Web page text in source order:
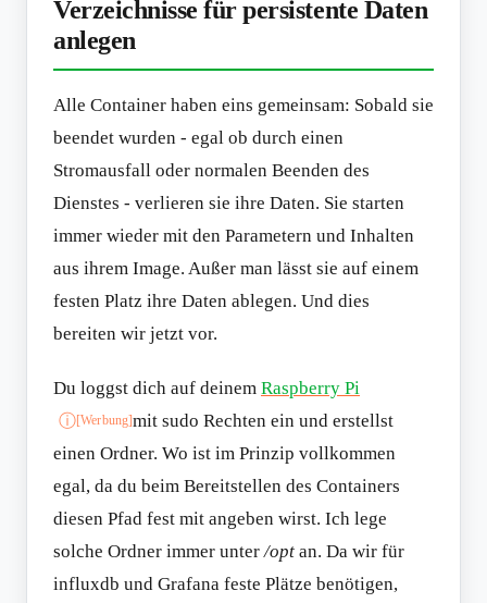
Verzeichnisse für persistente Daten
anlegen
Alle Container haben eins gemeinsam: Sobald sie
beendet wurden - egal ob durch einen
Stromausfall oder normalen Beenden des
Dienstes - verlieren sie ihre Daten. Sie starten
immer wieder mit den Parametern und Inhalten
aus ihrem Image. Außer man lässt sie auf einem
festen Platz ihre Daten ablegen. Und dies
bereiten wir jetzt vor.
Du loggst dich auf deinem Raspberry Pi
ⓘ[Werbung]mit sudo Rechten ein und erstellst
einen Ordner. Wo ist im Prinzip vollkommen
egal, da du beim Bereitstellen des Containers
diesen Pfad fest mit angeben wirst. Ich lege
solche Ordner immer unter /opt an. Da wir für
influxdb und Grafana feste Plätze benötigen,